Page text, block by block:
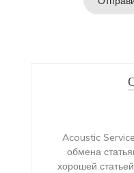
Acoustic
обмена
хорошей